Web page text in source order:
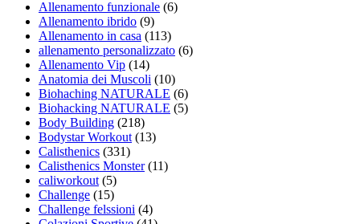
Allenamento funzionale (6)
Allenamento ibrido (9)
Allenamento in casa (113)
allenamento personalizzato (6)
Allenamento Vip (14)
Anatomia dei Muscoli (10)
Biohaching NATURALE (6)
Biohacking NATURALE (5)
Body Building (218)
Bodystar Workout (13)
Calisthenics (331)
Calisthenics Monster(11)
caliworkout (5)
Challenge (15)
Challenge felssioni (4)